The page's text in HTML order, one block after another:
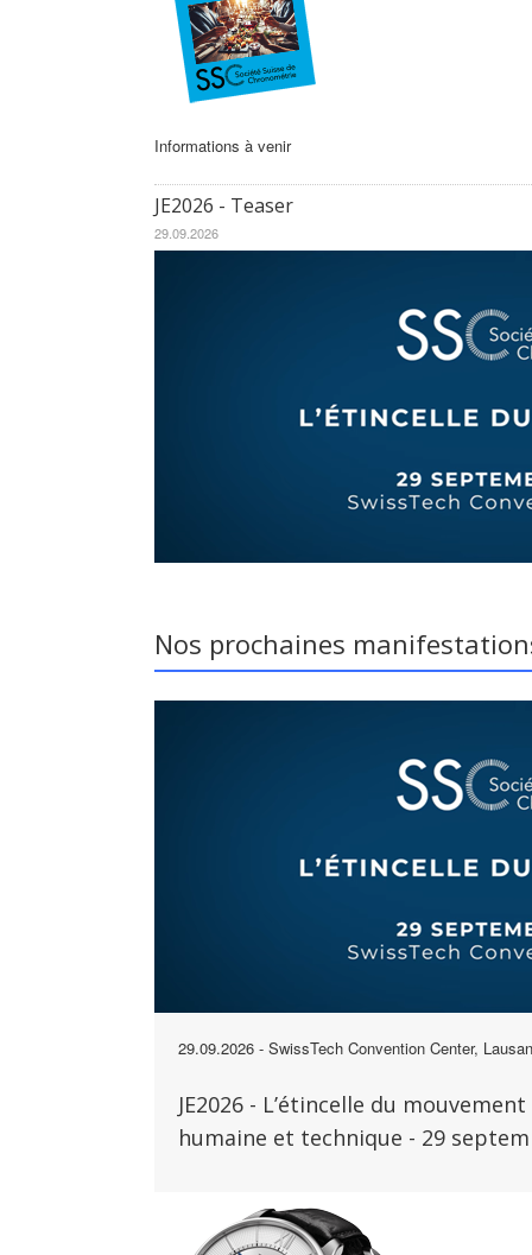
Informations à venir
JE2026 - Teaser
29.09.2026
Nos prochaines
29.09.2026 - SwissTech Convention Center,
JE2026 - L’étincelle du
humaine et technique - 29